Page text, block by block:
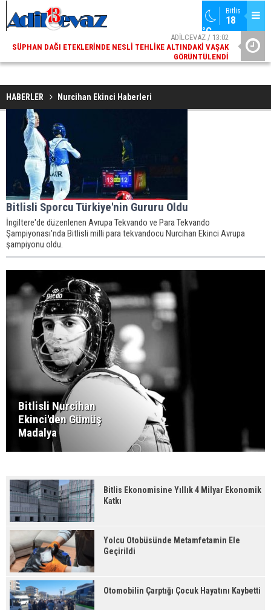
Bitlis
18
°C
ADİLCEVAZ / 13:02
SÜPHAN DAĞI ETEKLERINDE NESLI TEHLIKE ALTINDAKI VAŞAK
GÖRÜNTÜLENDI
HABERLER Nurcihan Ekinci Haberleri
Bitlisli Sporcu Türkiye'nin Gururu Oldu
İngiltere'de düzenlenen Avrupa Tekvando ve Para Tekvando
Şampiyonası'nda Bitlisli milli para tekvandocu Nurcihan Ekinci Avrupa
şampiyonu oldu.
Bitlisli Nurcihan
Ekinci'den Gümüş
Madalya
Bitlis Ekonomisine Yıllık 4 Milyar Ekonomik
Katkı
Yolcu Otobüsünde Metamfetamin Ele
Geçirildi
Otomobilin Çarptığı Çocuk Hayatını Kaybetti